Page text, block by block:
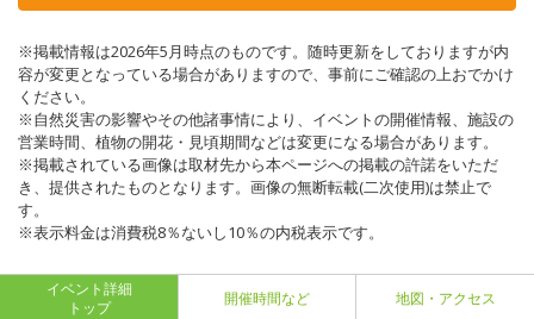
※掲載情報は2026年5月時点のものです。随時更新をしておりますが内
容が変更となっている場合がありますので、事前にご確認の上おでかけ
ください。
※自然災害の影響やその他諸事情により、イベントの開催情報、施設の
営業時間、植物の開花・見頃期間などは変更になる場合があります。
※掲載されている画像は取材先から本ページへの掲載の許諾をいただ
き、提供されたものとなります。画像の無断転載(二次使用)は禁止で
す。
※表示料金は消費税8％ないし10％の内税表示です。
イベント詳細
トップ
開催時間など 地図・アクセス